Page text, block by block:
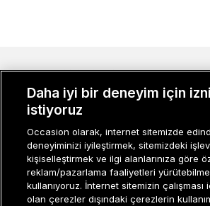
MÜŞTERI İLIŞKILERI
KURUMSAL
KADIN KATEGORILER
GRUP MARKALAR
ERKEK KATEGORILER
Daha iyi bir deneyim için
istiyoruz
Occasion olarak, internet sitemizde
deneyiminizi iyileştirmek, sitemizdeki
kişiselleştirmek ve ilgi alanlarınıza göre
reklam/pazarlama faaliyetleri
kullanıyoruz. İnternet sitemizin çalışması
olan çerezler dışındaki çerezlerin